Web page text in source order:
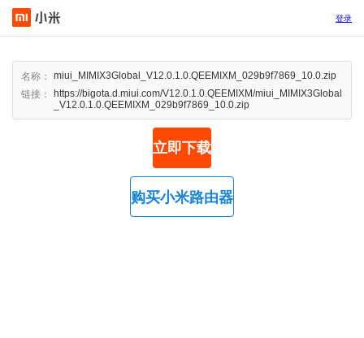
登录
名称：
miui_MIMIX3Global_V12.0.1.0.QEEMIXM_029b9f7869_10.0.zip
链接：
https://bigota.d.miui.com/V12.0.1.0.QEEMIXM/miui_MIMIX3Global
_V12.0.1.0.QEEMIXM_029b9f7869_10.0.zip
立即下载
购买小米路由器